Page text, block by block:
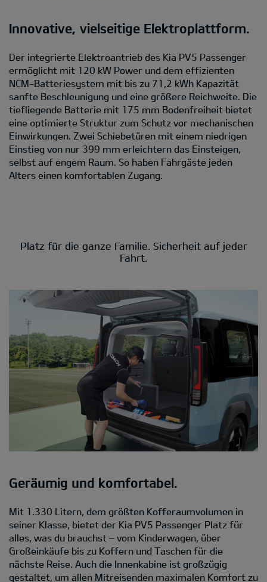
Innovative, vielseitige Elektroplattform.
Der integrierte Elektroantrieb des Kia PV5 Passenger
ermöglicht mit 120 kW Power und dem effizienten
NCM-Batteriesystem mit bis zu 71,2 kWh Kapazität
sanfte Beschleunigung und eine größere Reichweite. Die
tiefliegende Batterie mit 175 mm Bodenfreiheit bietet
eine optimierte Struktur zum Schutz vor mechanischen
Einwirkungen. Zwei Schiebetüren mit einem niedrigen
Einstieg von nur 399 mm erleichtern das Einsteigen,
selbst auf engem Raum. So haben Fahrgäste jeden
Alters einen komfortablen Zugang.
Platz für die ganze Familie. Sicherheit auf jeder
Fahrt.
Geräumig und komfortabel.
Mit 1.330 Litern, dem größten Kofferaumvolumen in
seiner Klasse, bietet der Kia PV5 Passenger Platz für
alles, was du brauchst – vom Kinderwagen, über
Großeinkäufe bis zu Koffern und Taschen für die
nächste Reise. Auch die Innenkabine ist großzügig
gestaltet, um allen Mitreisenden maximalen Komfort zu